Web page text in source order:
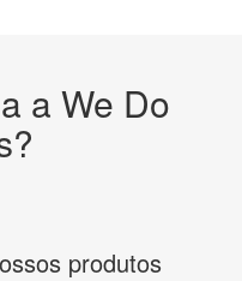
a We Do
produtos